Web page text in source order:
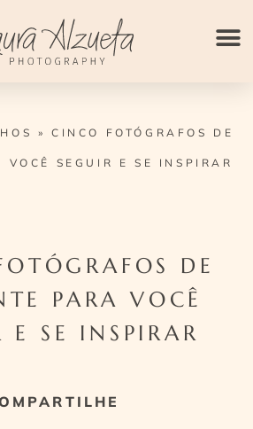
»CINCO FOTÓGRAFOS DE
VOCÊ SEGUIR E SE INSPIRAR
DE
PARA VOCÊ
E SE INSPIRAR